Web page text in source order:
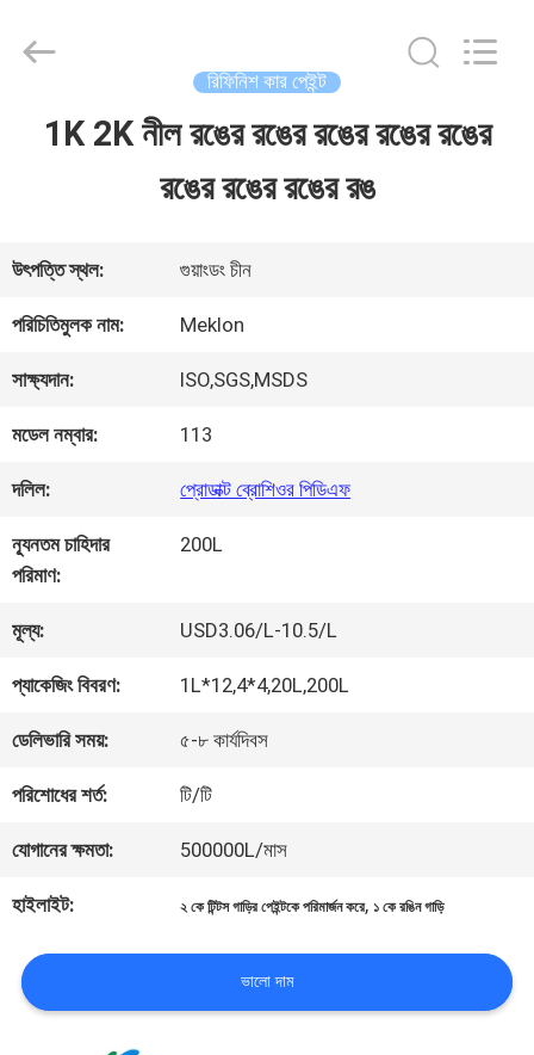
ভিডিও
আমাদের
সম্পর্কে
কারখানা
মান
নিয়ন্ত্রণ
করুন
Chemical
রিফিনিশ কার পেইন্ট
1K 2K নীল রঙের রঙের রঙের রঙের রঙের
রঙের রঙের রঙের রঙ
উৎপত্তি স্থল: গুয়াংডং চীন
পরিচিতিমুলক নাম: Meklon
সাক্ষ্যদান: ISO,SGS,MSDS
মডেল নম্বার: 113
দলিল: প্রোডাক্ট ব্রোশিওর পিডিএফ
ন্যূনতম চাহিদার
পরিমাণ:
200L
মূল্য: USD3.06/L-10.5/L
প্যাকেজিং বিবরণ: 1L*12,4*4,20L,200L
ডেলিভারি সময়: ৫-৮ কার্যদিবস
পরিশোধের শর্ত: টি/টি
যোগানের ক্ষমতা: 500000L/মাস
হাইলাইট: ২ কে টিন্টস গাড়ির পেইন্টকে পরিমার্জন করে, ১ কে রঙিন গাড়ি
ভালো দাম